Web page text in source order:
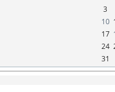
3
10
17
24
31